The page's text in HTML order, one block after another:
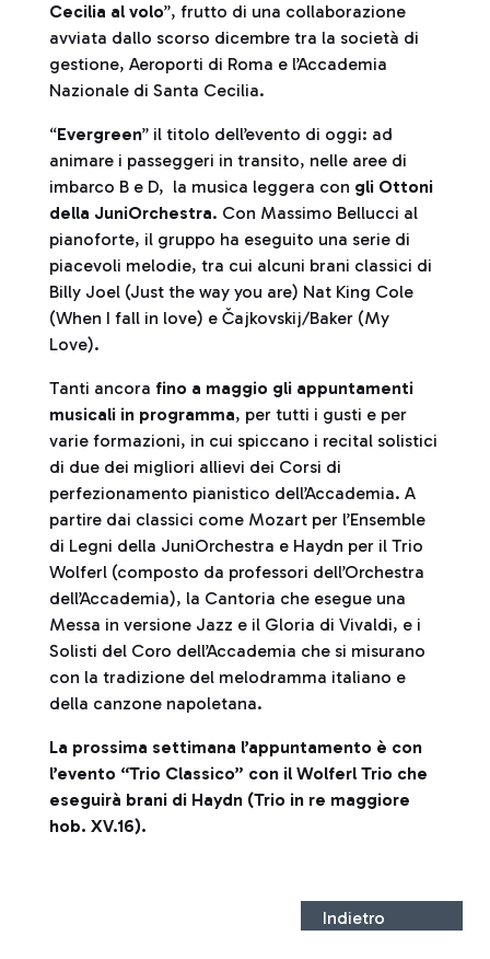
Cecilia al volo”, frutto di una collaborazione
avviata dallo scorso dicembre tra la società di
gestione, Aeroporti di Roma e l’Accademia
Nazionale di Santa Cecilia.
“Evergreen” il titolo dell’evento di oggi: ad
animare i passeggeri in transito, nelle aree di
imbarco B e D, la musica leggera con gli Ottoni
della JuniOrchestra. Con Massimo Bellucci al
pianoforte, il gruppo ha eseguito una serie di
piacevoli melodie, tra cui alcuni brani classici di
Billy Joel (Just the way you are) Nat King Cole
(When I fall in love) e Čajkovskij/Baker (My
Love).
Tanti ancora fino a maggio gli appuntamenti
musicali in programma, per tutti i gusti e per
varie formazioni, in cui spiccano i recital solistici
di due dei migliori allievi dei Corsi di
perfezionamento pianistico dell’Accademia. A
partire dai classici come Mozart per l’Ensemble
di Legni della JuniOrchestra e Haydn per il Trio
Wolferl (composto da professori dell’Orchestra
dell’Accademia), la Cantoria che esegue una
Messa in versione Jazz e il Gloria di Vivaldi, e i
Solisti del Coro dell’Accademia che si misurano
con la tradizione del melodramma italiano e
della canzone napoletana.
La prossima settimana l’appuntamento è con
l’evento “Trio Classico” con il Wolferl Trio che
eseguirà brani di Haydn (Trio in re maggiore
hob. XV.16).
Indietro